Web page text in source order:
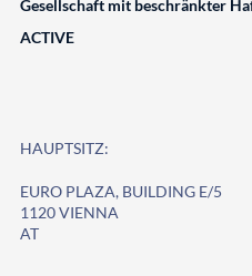
Gesellschaft mit beschränkter
ACTIVE
HAUPTSITZ:
EURO PLAZA, BUILDING E/5
1120 VIENNA
AT